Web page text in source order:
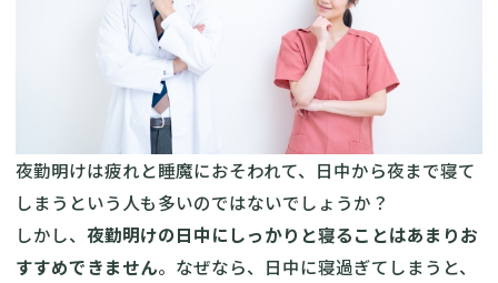
夜勤明けは疲れと睡魔におそわれて、日中から夜まで寝て
しまうという人も多いのではないでしょうか？
しかし、 夜勤明けの日中にしっかりと寝ることはあまりお
すすめできません。なぜなら、日中に寝過ぎてしまうと、